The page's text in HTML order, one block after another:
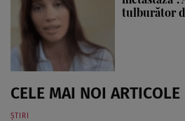
tulburător
CELE MAI NOI ARTICOLE
ȘTIRI